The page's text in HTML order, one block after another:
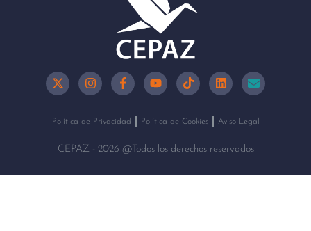
Política de Privacidad Política de Cookies Aviso Legal
CEPAZ - 2026 @Todos los derechos reservados